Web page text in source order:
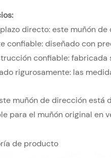
directo: este muñón
confiable: diseñado con
confiable:
rigurosamente: las
muñón de dirección
para el muñón original en
de producto